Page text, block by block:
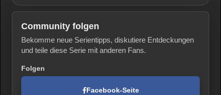
Community folgen
Bekomme neue Serientipps, diskutiere Entdeckungen
und teile diese Serie mit anderen Fans.
Folgen
Facebook-Seite